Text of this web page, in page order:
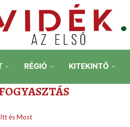
RÉGIÓ KITEKINTŐ
Itt és Most